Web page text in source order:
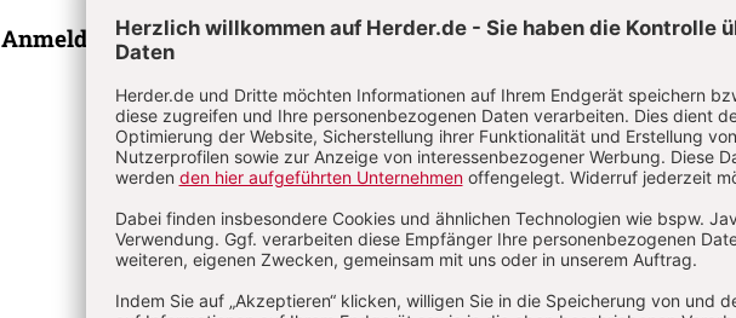
Anmeldung
E-MAIL
PASSWORT*
Passwort vergessen?